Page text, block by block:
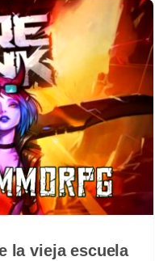
la vieja escuela